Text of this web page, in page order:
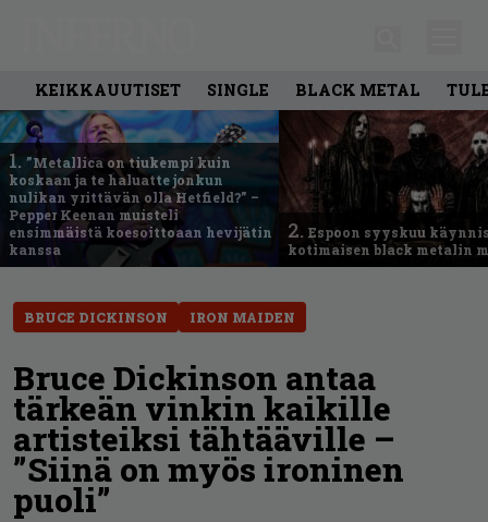
KEIKKAUUTISET SINGLE BLACK METAL
1. ”Metallica on tiukempi kuin
koskaan ja te haluatte jonkun
nulikan yrittävän olla Hetfield?” –
Pepper Keenan muisteli
ensimmäistä koesoittoaan hevijätin
kanssa
2. Espoon syyskuu
kotimaisen black metalin
BRUCE DICKINSON IRON MAIDEN
Bruce Dickinson antaa
tärkeän vinkin kaikille
artisteiksi tähtääville –
”Siinä on myös ironinen
puoli”